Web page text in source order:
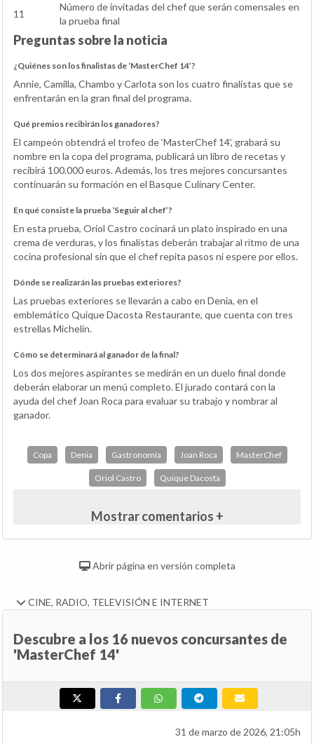
11
Número de invitadas del chef que serán comensales en
la prueba final
Preguntas sobre la noticia
¿Quiénes son los finalistas de ‘MasterChef 14’?
Annie, Camilla, Chambo y Carlota son los cuatro finalistas que se
enfrentarán en la gran final del programa.
Qué premios recibirán los ganadores?
El campeón obtendrá el trofeo de ‘MasterChef 14’, grabará su
nombre en la copa del programa, publicará un libro de recetas y
recibirá 100.000 euros. Además, los tres mejores concursantes
continuarán su formación en el Basque Culinary Center.
En qué consiste la prueba ‘Seguir al chef’?
En esta prueba, Oriol Castro cocinará un plato inspirado en una
crema de verduras, y los finalistas deberán trabajar al ritmo de una
cocina profesional sin que el chef repita pasos ni espere por ellos.
Dónde se realizarán las pruebas exteriores?
Las pruebas exteriores se llevarán a cabo en Denia, en el
emblemático Quique Dacosta Restaurante, que cuenta con tres
estrellas Michelin.
Cómo se determinará al ganador de la final?
Los dos mejores aspirantes se medirán en un duelo final donde
deberán elaborar un menú completo. El jurado contará con la
ayuda del chef Joan Roca para evaluar su trabajo y nombrar al
ganador.
Copa Denia Gastronomía Joan Roca MasterChef
Oriol Castro Quique Dacosta
Mostrar comentarios +
Abrir página en versión completa
CINE, RADIO, TELEVISIÓN E INTERNET
Descubre a los 16 nuevos concursantes de
'MasterChef 14'
31 de marzo de 2026, 21:05h